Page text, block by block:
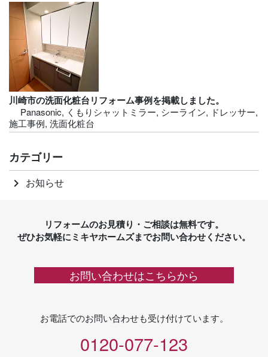
川崎市の洗面化粧台リフォーム事例を掲載しました。
Panasonic, くもりシャットミラー, シーライン, ドレッサー,
施工事例, 洗面化粧台
カテゴリー
keyboard_arrow_right お知らせ
リフォームのお見積り・ご相談は無料です。
ぜひお気軽にミキヤホームズまでお問い合わせください。
お問い合わせはこちらから
お電話でのお問い合わせも受け付けています。
0120-077-123